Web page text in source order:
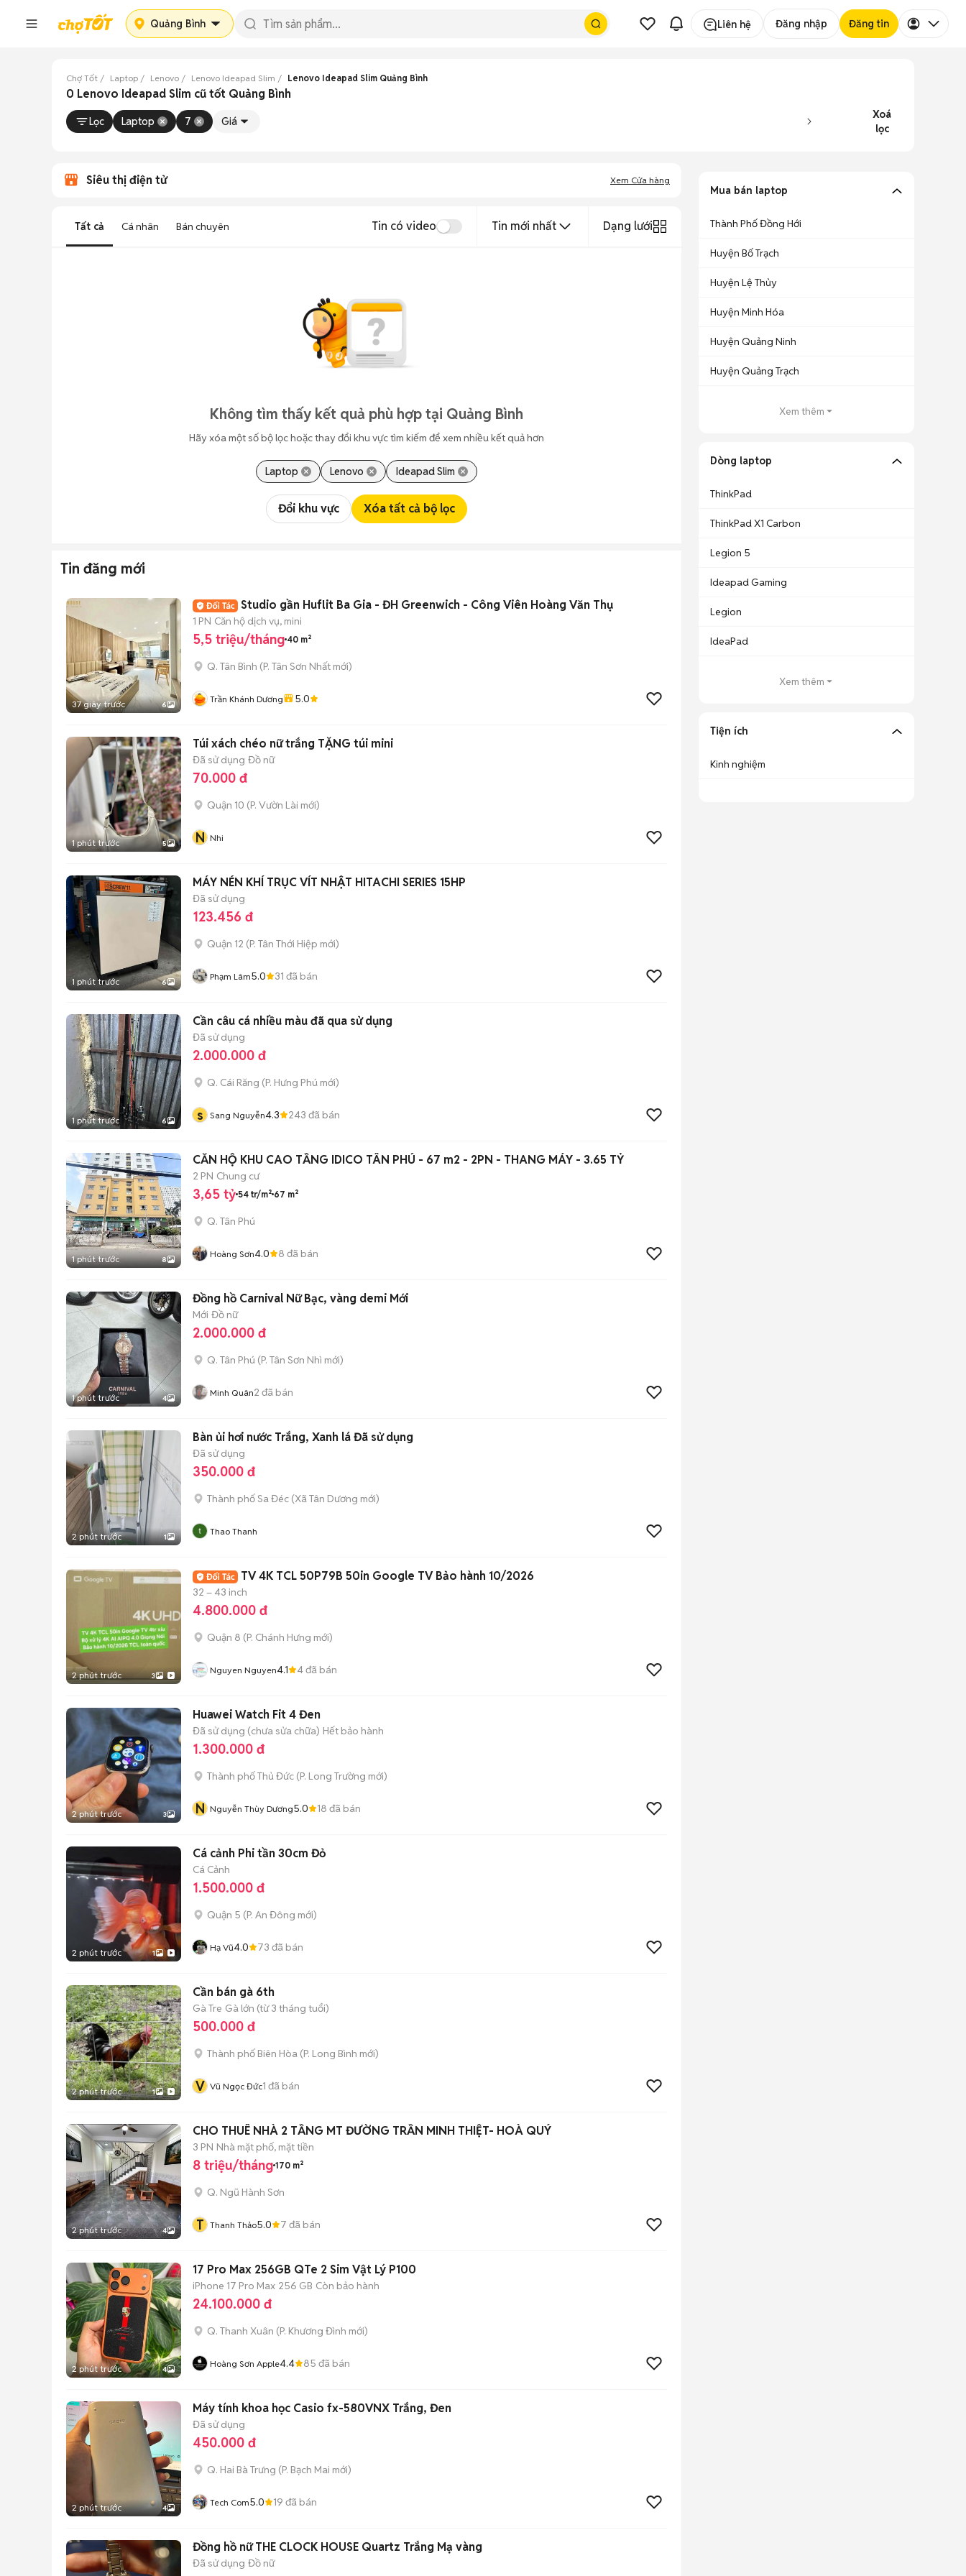
Quảng Bình Liên hệ Đăng nhập Đăng tin
Chợ Tốt Laptop Lenovo Lenovo Ideapad Slim Lenovo Ideapad Slim Quảng Bình
0 Lenovo Ideapad Slim cũ tốt Quảng Bình
Lọc Laptop 7 Giá
Xoá
lọc
Siêu thị điện tử Xem Cửa hàng
Tất cả Cá nhân Bán chuyên Tin có video Tin mới nhất Dạng lưới
Không tìm thấy kết quả phù hợp tại Quảng Bình
Hãy xóa một số bộ lọc hoặc thay đổi khu vực tìm kiếm để xem nhiều kết quả hơn
Laptop Lenovo Ideapad Slim
Đổi khu vực Xóa tất cả bộ lọc
Tin đăng mới
37 giây trước 6
Studio gần Huflit Ba Gia - ĐH Greenwich - Công Viên Hoàng Văn Thụ
1 PN Căn hộ dịch vụ, mini
5,5 triệu/tháng 40 m²
Q. Tân Bình (P. Tân Sơn Nhất mới)
Trần Khánh Dương 5.0
1 phút trước 5
Túi xách chéo nữ trắng TẶNG túi mini
Đã sử dụng Đồ nữ
70.000 đ
Quận 10 (P. Vườn Lài mới)
N Nhi
1 phút trước 6
MÁY NÉN KHÍ TRỤC VÍT NHẬT HITACHI SERIES 15HP
Đã sử dụng
123.456 đ
Quận 12 (P. Tân Thới Hiệp mới)
Phạm Lâm5.0 31 đã bán
1 phút trước 6
Cần câu cá nhiều màu đã qua sử dụng
Đã sử dụng
2.000.000 đ
Q. Cái Răng (P. Hưng Phú mới)
s Sang Nguyễn4.3 243 đã bán
1 phút trước 8
CĂN HỘ KHU CAO TẦNG IDICO TÂN PHÚ - 67 m2 - 2PN - THANG MÁY - 3.65 TỶ
2 PN Chung cư
3,65 tỷ 54 tr/m² 67 m²
Q. Tân Phú
Hoàng Sơn4.0 8 đã bán
1 phút trước 4
Đồng hồ Carnival Nữ Bạc, vàng demi Mới
Mới Đồ nữ
2.000.000 đ
Q. Tân Phú (P. Tân Sơn Nhì mới)
Minh Quân2 đã bán
2 phút trước 1
Bàn ủi hơi nước Trắng, Xanh lá Đã sử dụng
Đã sử dụng
350.000 đ
Thành phố Sa Đéc (Xã Tân Dương mới)
Thao Thanh
2 phút trước 3
TV 4K TCL 50P79B 50in Google TV Bảo hành 10/2026
32 – 43 inch
4.800.000 đ
Quận 8 (P. Chánh Hưng mới)
Nguyen Nguyen4.1 4đã bán
2 phút trước 3
Huawei Watch Fit 4 Đen
Đã sử dụng (chưa sửa chữa) Hết bảo hành
1.300.000 đ
Thành phố Thủ Đức (P. Long Trường mới)
N Nguyễn Thùy Dương5.0 18 đã bán
2 phút trước 1
Cá cảnh Phi tần 30cm Đỏ
Cá Cảnh
1.500.000 đ
Quận 5 (P. An Đông mới)
Hạ Vũ4.0 73 đã bán
2 phút trước 1
Cần bán gà 6th
Gà Tre Gà lớn (từ 3 tháng tuổi)
500.000 đ
Thành phố Biên Hòa (P. Long Bình mới)
V Vũ Ngọc Đức1 đã bán
2 phút trước 4
CHO THUÊ NHÀ 2 TẦNG MT ĐƯỜNG TRẦN MINH THIỆT- HOÀ QUÝ
3 PN Nhà mặt phố, mặt tiền
8 triệu/tháng 170 m²
Q. Ngũ Hành Sơn
T Thanh Thảo5.0 7 đã bán
2 phút trước 4
17 Pro Max 256GB QTe 2 Sim Vật Lý P100
iPhone 17 Pro Max 256 GB Còn bảo hành
24.100.000 đ
Q. Thanh Xuân (P. Khương Đình mới)
Hoàng Sơn Apple4.4 85 đã bán
2 phút trước 4
Máy tính khoa học Casio fx-580VNX Trắng, Đen
Đã sử dụng
450.000 đ
Q. Hai Bà Trưng (P. Bạch Mai mới)
Tech Com5.0 19 đã bán
Đồng hồ nữ THE CLOCK HOUSE Quartz Trắng Mạ vàng
Đã sử dụng Đồ nữ
Mua bán laptop
Thành Phố Đồng Hới
Huyện Bố Trạch
Huyện Lệ Thủy
Huyện Minh Hóa
Huyện Quảng Ninh
Huyện Quảng Trạch
Xem thêm
Dòng laptop
ThinkPad
ThinkPad X1 Carbon
Legion 5
Ideapad Gaming
Legion
IdeaPad
Xem thêm
Tiện ích
Kinh nghiệm